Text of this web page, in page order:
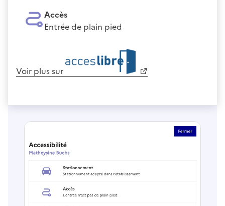
Accès
Entrée de plain pied
Voir plus sur